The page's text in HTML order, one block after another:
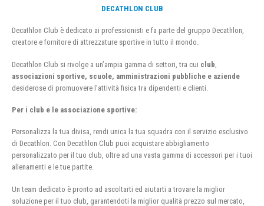
DECATHLON CLUB
Decathlon Club è dedicato ai professionisti e fa parte del gruppo Decathlon,
creatore e fornitore di attrezzature sportive in tutto il mondo.
Decathlon Club si rivolge a un’ampia gamma di settori, tra cui club
associazioni sportive, scuole, amministrazioni pubbliche e aziende
desiderose di promuovere l’attività fisica tra dipendenti e clienti.
Per i club e le associazione sportive:
Personalizza la tua divisa, rendi unica la tua squadra con il servizio esclusivo
di Decathlon. Con Decathlon Club puoi acquistare abbigliamento
personalizzato per il tuo club, oltre ad una vasta gamma di accessori per i tuoi
allenamenti e le tue partite.
Un team dedicato è pronto ad ascoltarti ed aiutarti a trovare la miglior
soluzione per il tuo club, garantendoti la miglior qualità prezzo sul mercato,